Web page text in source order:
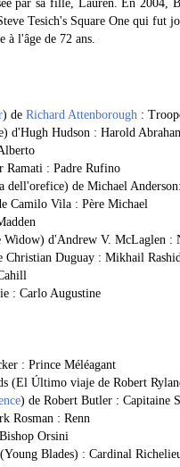
par sa fille, Lauren. En 2004,
Tesich's Square One qui fut
à l'âge de 72 ans.
) de Richard Attenborough :
d'Hugh Hudson : Harold
Ramati : Padre Rufino
de Michael
Camilo Vila : Père Michael
d'Andrew V. McLaglen :
Duguay : Mikhail
: Carlo Augustine
: Prince Méléagant
(El Último viaje de Robert
) de Robert Butler : Capitaine
Rosman : Renn
Orsini
Blades) : Cardinal